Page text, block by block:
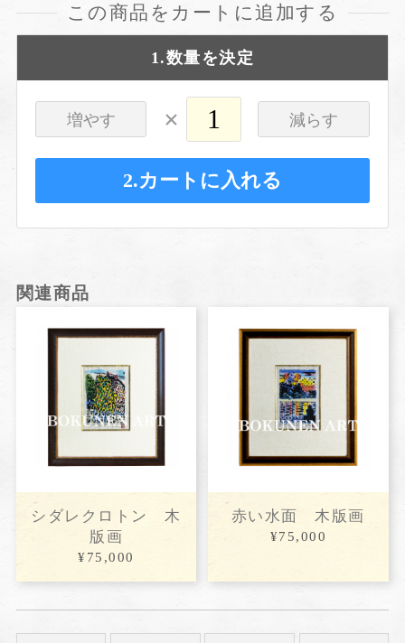
この商品をカートに追加する
1.数量を決定
増やす × 減らす
2.カートに入れる
関連商品
シダレクロトン 木
版画
¥75,000
赤い水面 木版画
¥75,000